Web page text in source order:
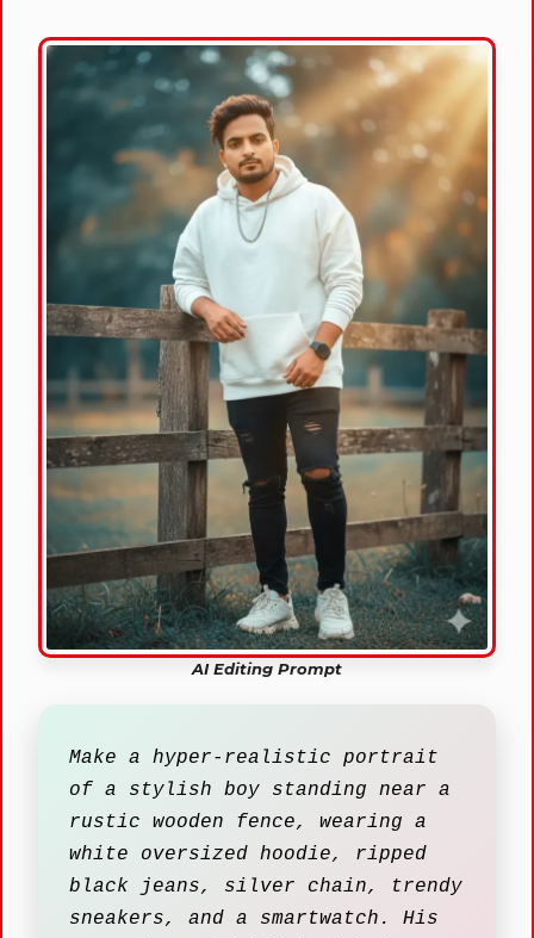
AI Editing Prompt
Make a hyper-realistic portrait
of a stylish boy standing near a
rustic wooden fence, wearing a
white oversized hoodie, ripped
black jeans, silver chain, trendy
sneakers, and a smartwatch. His